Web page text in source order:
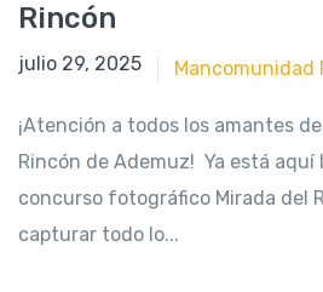
Rincón
julio 29, 2025
julio 29, 2025 Mancomunidad
¡Atención a todos los amantes
Rincón de Ademuz! Ya está aquí
concurso fotográfico Mirada del
capturar todo lo...